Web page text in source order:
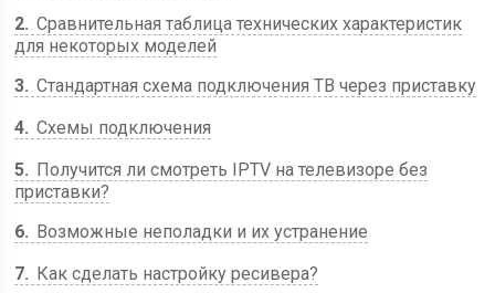
2 Сравнительная таблица технических характеристик
для некоторых моделей
3 Стандартная схема подключения ТВ через приставку
4 Схемы подключения
5
Получится ли смотреть IPTV на телевизоре без
приставки?
6
Возможные неполадки и их устранение
7
Как сделать настройку ресивера?